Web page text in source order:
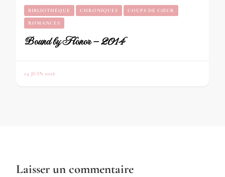
BIBLIOTHÈQUE CHRONIQUES COUPS DE CŒUR
ROMANCES
Bound by Honor – 2014
24 JUIN 2026
Laisser un commentaire